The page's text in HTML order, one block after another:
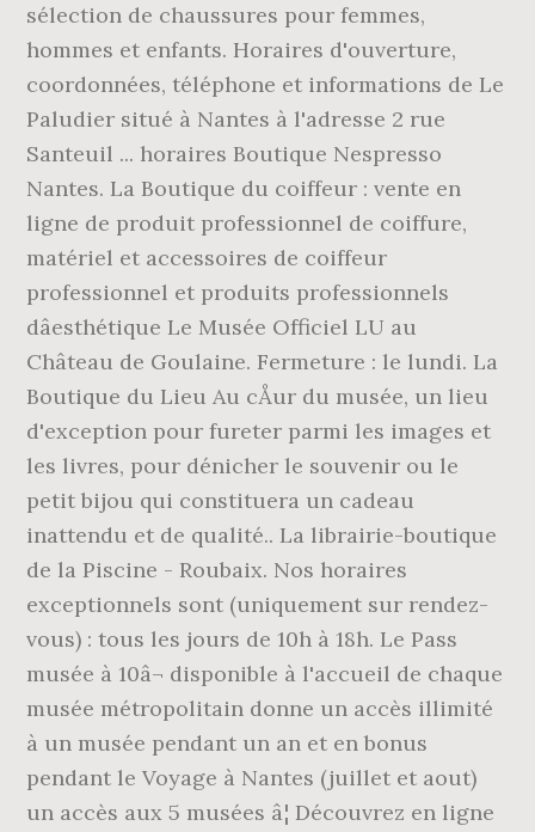
sélection de chaussures pour femmes,
hommes et enfants. Horaires d'ouverture,
coordonnées, téléphone et informations de Le
Paludier situé à Nantes à l'adresse 2 rue
Santeuil ... horaires Boutique Nespresso
Nantes. La Boutique du coiffeur : vente en
ligne de produit professionnel de coiffure,
matériel et accessoires de coiffeur
professionnel et produits professionnels
dâesthétique Le Musée Officiel LU au
Château de Goulaine. Fermeture : le lundi. La
Boutique du Lieu Au cÅur du musée, un lieu
d'exception pour fureter parmi les images et
les livres, pour dénicher le souvenir ou le
petit bijou qui constituera un cadeau
inattendu et de qualité.. La librairie-boutique
de la Piscine - Roubaix. Nos horaires
exceptionnels sont (uniquement sur rendez-
vous) : tous les jours de 10h à 18h. Le Pass
musée à 10â¬ disponible à l'accueil de chaque
musée métropolitain donne un accès illimité
à un musée pendant un an et en bonus
pendant le Voyage à Nantes (juillet et aout)
un accès aux 5 musées â¦ Découvrez en ligne